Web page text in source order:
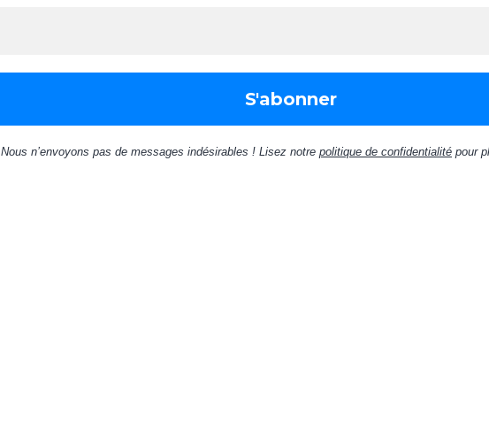
Nous n’envoyons pas de messages indésirables ! Lisez notre politique de confidentialité pour